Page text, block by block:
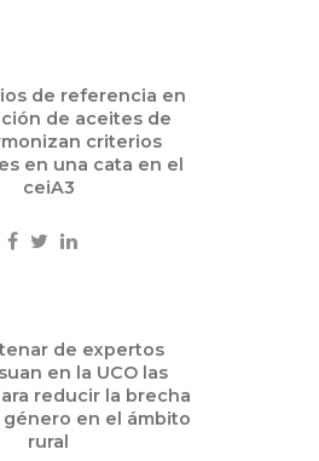
de referencia en
de aceites de
criterios
en una cata en el
ceiA3
de expertos
en la UCO las
reducir la brecha
género en el ámbito
rural